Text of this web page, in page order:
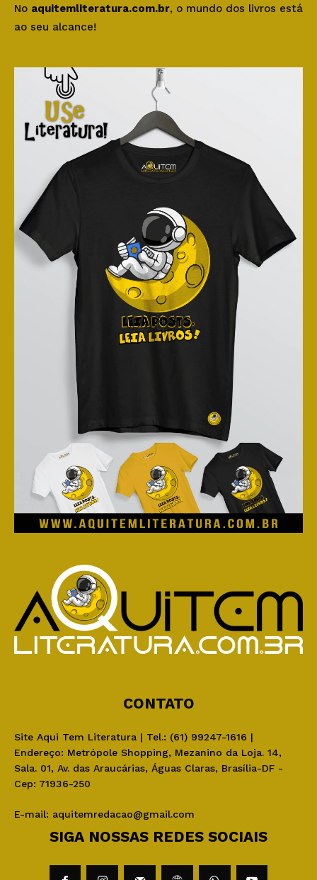
No aquitemliteratura.com.br, o mundo dos livros está
ao seu alcance!
CONTATO
Site Aqui Tem Literatura | Tel.: (61) 99247-1616 |
Endereço: Metrópole Shopping, Mezanino da Loja. 14,
Sala. 01, Av. das Araucárias, Águas Claras, Brasília-DF -
Cep: 71936-250
E-mail: aquitemredacao@gmail.com
SIGA NOSSAS REDES SOCIAIS